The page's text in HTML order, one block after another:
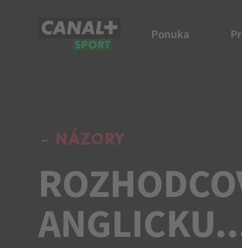
CANAL+ Sport Ponuka
NÁZORY